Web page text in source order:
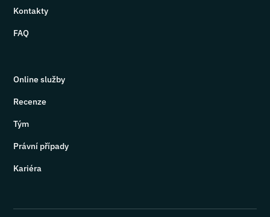
Kontakty
FAQ
Online služby
Recenze
Tým
Právní případy
Kariéra